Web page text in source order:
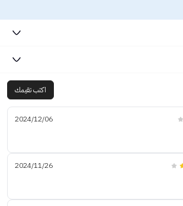
اكتب تقيمك
2024/12/06
2024/11/26